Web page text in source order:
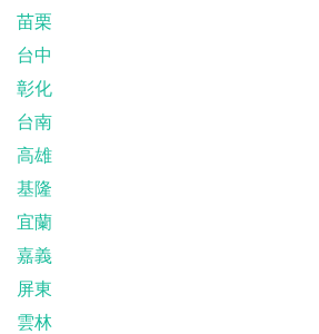
苗栗
台中
彰化
台南
高雄
基隆
宜蘭
嘉義
屏東
雲林